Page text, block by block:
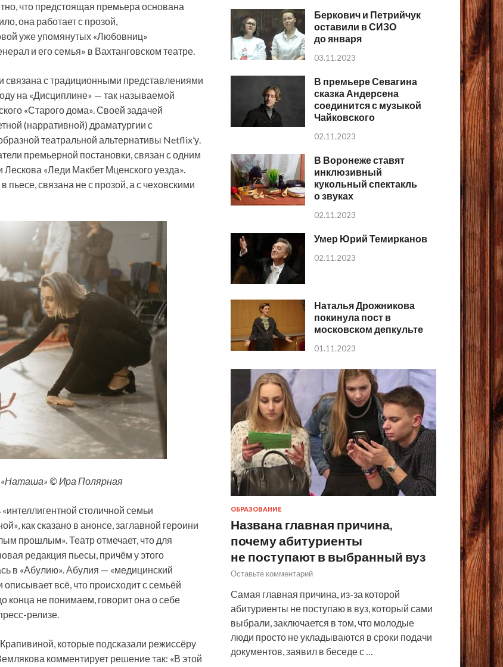
что предстоящая премьера основана
она работает с прозой,
уже упомянутых «Любовниц»
и его семья» в Вахтанговском театре.
с традиционными представлениями
на «Дисциплине» — так называемой
«Старого дома». Своей задачей
(нарративной) драматургии с
театральной альтернативы Netflix’у.
премьерной постановки, связан с одним
Лескова «Леди Макбет Мценского уезда».
связана не с прозой, а с чеховскими
© Ира Полярная
столичной семьи
как сказано в анонсе, заглавной героини
прошлым». Театр отмечает, что для
редакция пьесы, причём у этого
в «Абулию». Абулия — «медицинский
всё, что происходит с семьёй
не понимаем, говорит она о себе
релизе.
которые подсказали режиссёру
комментирует решение так: «В этой
Беркович и Петрийчук
оставили в СИЗО
до января
03.11.2023
В премьере Севагина
сказка Андерсена
соединится с музыкой
Чайковского
02.11.2023
В Воронеже ставят
инклюзивный
кукольный спектакль
о звуках
02.11.2023
Умер Юрий Темирканов
02.11.2023
Наталья Дрожникова
покинула пост в
московском депкульте
01.11.2023
ОБРАЗОВАНИЕ
Названа главная причина,
почему абитуриенты
не поступают в выбранный вуз
Оставьте комментарий
Самая главная причина, из-за которой
абитуриенты не поступаю в вуз, который сами
выбрали, заключается в том, что молодые
люди просто не укладываются в сроки подачи
документов, заявил в беседе с …